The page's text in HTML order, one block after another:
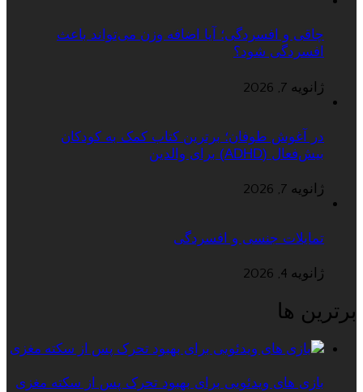
چاقی و افسردگی؛ آیا اضافه وزن می‌تواند باعث
افسردگی شود؟
ژانویه 7, 2026
در آغوش طوفان؛ برترین کتاب کمک به کودکان
بیش‌فعال (ADHD) برای والدین
ژانویه 7, 2026
تمایلات جنسی و افسردگی
ژانویه 4, 2026
برترین ها
بازی های ویدئویی برای بهبود تحرک پس از سکته مغزی